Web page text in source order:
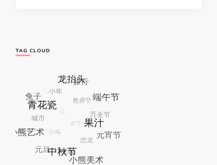
TAG CLOUD